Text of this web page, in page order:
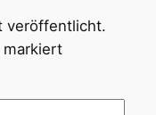
veröffentlicht.